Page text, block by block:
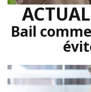
Bail